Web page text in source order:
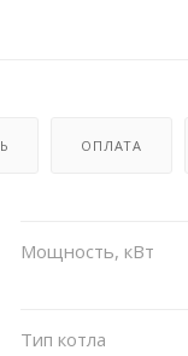
ОПЛАТА
Мощность, кВт
Тип котла